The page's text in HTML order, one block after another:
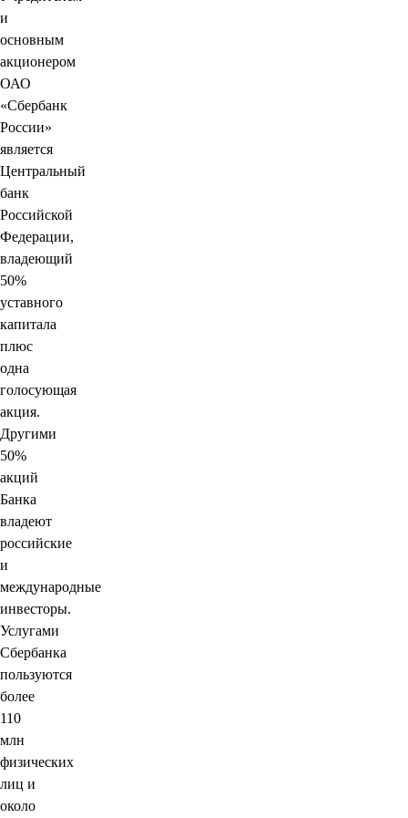
и
основным
акционером
ОАО
«Сбербанк
России»
является
Центральный
банк
Российской
Федерации,
владеющий
50%
уставного
капитала
плюс
одна
голосующая
акция.
Другими
50%
акций
Банка
владеют
российские
и
международные
инвесторы.
Услугами
Сбербанка
пользуются
более
110
млн
физических
лиц и
около